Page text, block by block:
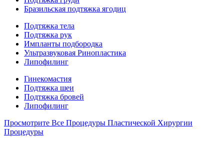
Бразильская подтяжка ягодиц
Подтяжка тела
Подтяжка рук
Импланты подбородка
Ультразвуковая Ринопластика
Липофилинг
Гинекомастия
Подтяжка шеи
Подтяжка бровей
Липофилинг
Просмотрите Все Процедуры Пластической Хирургии
Процедуры